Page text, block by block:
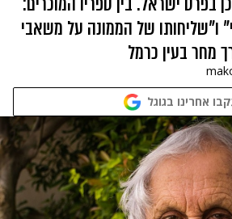
של הממונה על משאבי
מחר בעין כרמל
אחרינו בגוגל